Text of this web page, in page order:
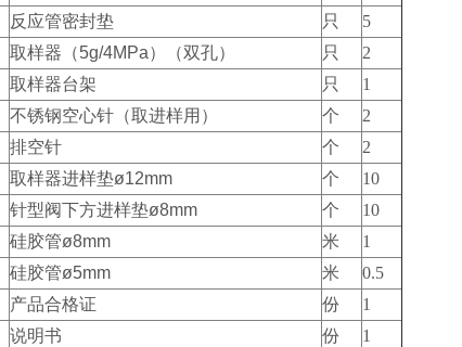
反应管密封垫 只
5
取样器（5g/4MPa）（双孔） 只
2
取样器台架 只
1
不锈钢空心针（取进样用） 个
2
排空针 个
2
取样器进样垫ø12mm 个
10
针型阀下方进样垫ø8mm 个
10
硅胶管ø8mm 米
1
硅胶管ø5mm 米
0.5
产品合格证 份
1
说明书 份 1